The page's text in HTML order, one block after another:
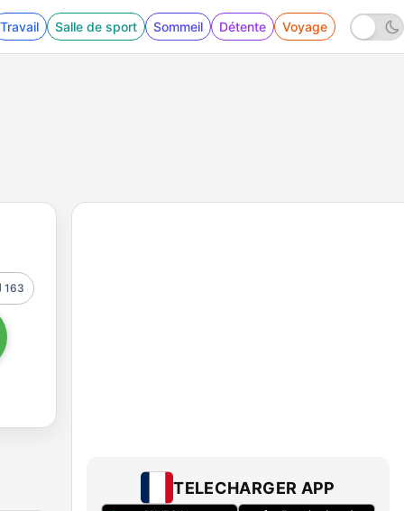
Travail Salle de sport Sommeil Détente Voyage
163
TELECHARGER APP